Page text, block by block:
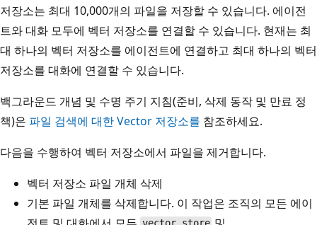
저장소는 최대 10,000개의 파일을 저장할 수 있습니다. 에이전
트와 대화 모두에 벡터 저장소를 연결할 수 있습니다. 현재는 최
대 하나의 벡터 저장소를 에이전트에 연결하고 최대 하나의 벡터
저장소를 대화에 연결할 수 있습니다.
백그라운드 개념 및 수명 주기 지침(준비, 삭제 동작 및 만료 정
책)은 파일 검색에 대한 Vector 저장소를 참조하세요.
다음을 수행하여 벡터 저장소에서 파일을 제거합니다.
벡터 저장소 파일 개체 삭제
기본 파일 개체를 삭제합니다. 이 작업은 조직의 모든 에이